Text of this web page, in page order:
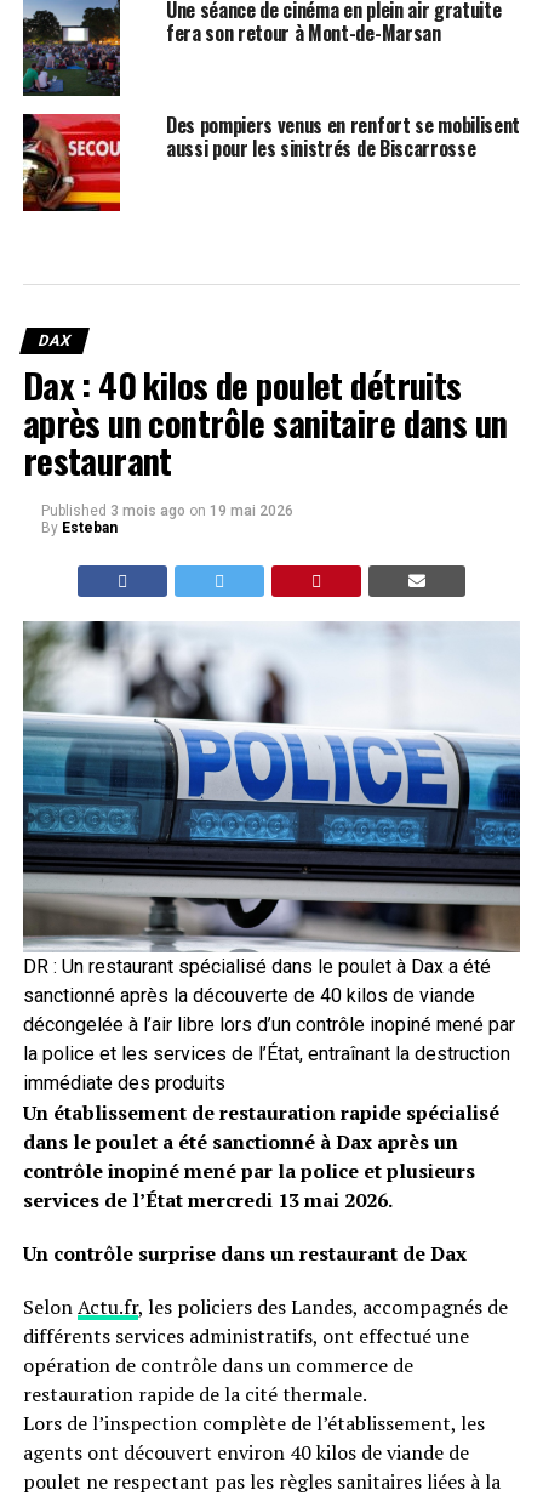
Une séance de cinéma en plein air gratuite
fera son retour à Mont-de-Marsan
Des pompiers venus en renfort se mobilisent
aussi pour les sinistrés de Biscarrosse
DAX
Dax : 40 kilos de poulet détruits
après un contrôle sanitaire dans un
restaurant
Published 3 mois ago on 19 mai 2026
By Esteban
DR : Un restaurant spécialisé dans le poulet à Dax a été
sanctionné après la découverte de 40 kilos de viande
décongelée à l’air libre lors d’un contrôle inopiné mené par
la police et les services de l’État, entraînant la destruction
immédiate des produits
Un établissement de restauration rapide spécialisé
dans le poulet a été sanctionné à Dax après un
contrôle inopiné mené par la police et plusieurs
services de l’État mercredi 13 mai 2026.
Un contrôle surprise dans un restaurant de Dax
SelonActu.fr, les policiers des Landes, accompagnés de
différents services administratifs, ont effectué une
opération de contrôle dans un commerce de
restauration rapide de la cité thermale.
Lors de l’inspection complète de l’établissement, les
agents ont découvert environ 40 kilos de viande de
poulet ne respectant pas les règles sanitaires liées à la